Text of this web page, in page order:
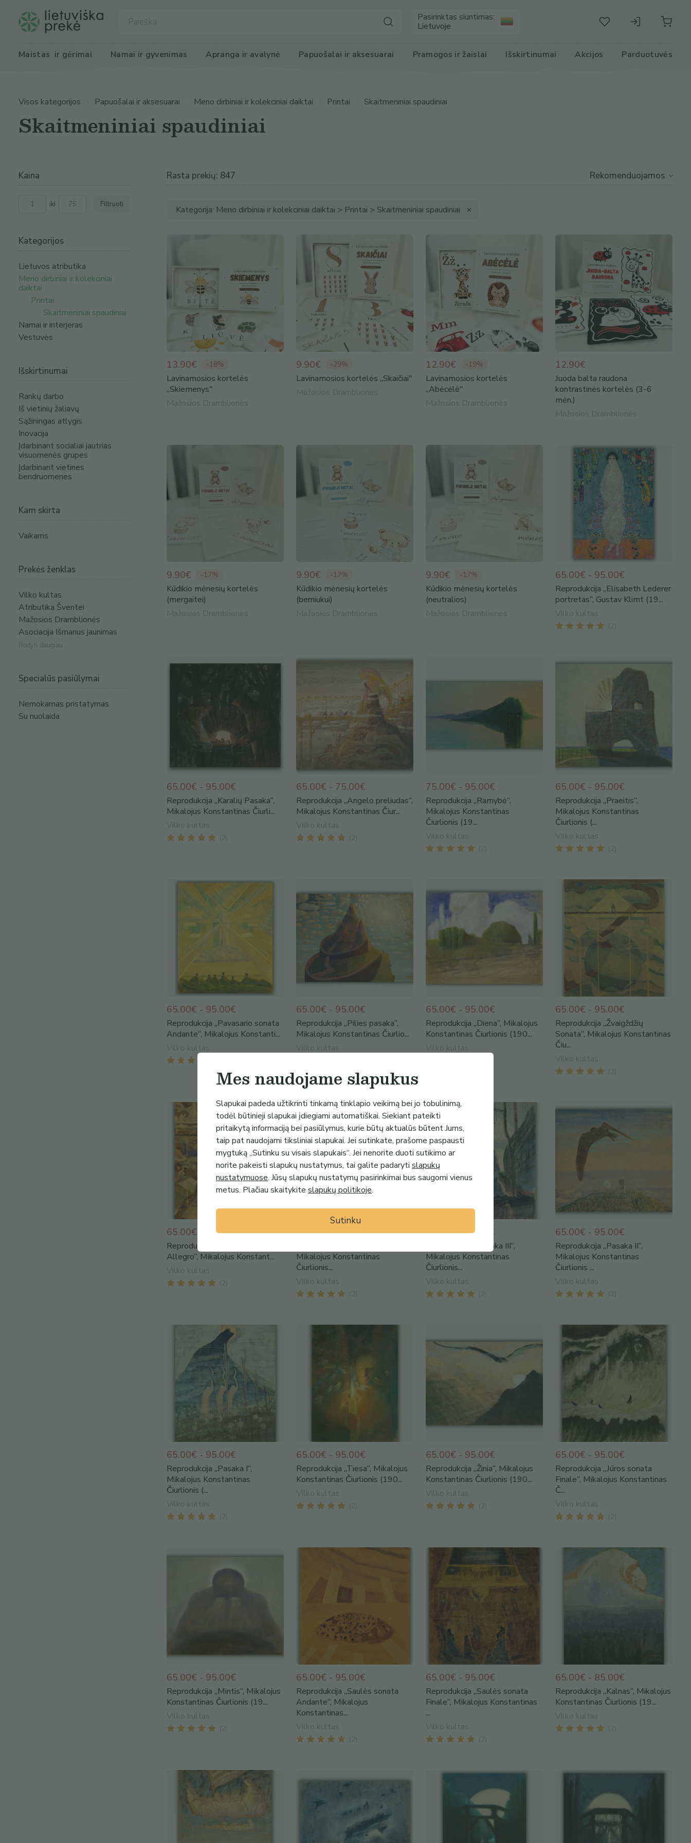
Pasirinktas siuntimas:
Lietuvoje
Maistas ir gėrimai Namai ir gyvenimas Apranga ir avalynė Papuošalai ir aksesuarai Pramogos ir žaislai Išskirtinumai Akcijos Parduotuvės
Visos kategorijos Papuošalai ir aksesuarai Meno dirbiniai ir kolekciniai daiktai Printai Skaitmeniniai spaudiniai
Skaitmeniniai spaudiniai
Kaina
iki Filtruoti
Kategorijos
Lietuvos atributika
Meno dirbiniai ir kolekciniai
daiktai
Printai
Skaitmeniniai spaudiniai
Namai ir interjeras
Vestuvės
Išskirtinumai
Rankų darbo
Iš vietinių žaliavų
Sąžiningas atlygis
Inovacija
Įdarbinant socialiai jautrias
visuomenės grupes
Įdarbinant vietines
bendruomenes
Kam skirta
Vaikams
Prekės ženklas
Vilko kultas
Atributika Šventei
Mažosios Dramblionės
Asociacija Išmanus jaunimas
Rodyti daugiau
Specialūs pasiūlymai
Nemokamas pristatymas
Su nuolaida
Rasta prekių: 847
Kategorija: Meno dirbiniai ir kolekciniai daiktai > Printai > Skaitmeniniai spaudiniai ✕
13.90€ -18%
Lavinamosios kortelės
,,Skiemenys"
Mažosios Dramblionės
9.90€ -29%
Lavinamosios kortelės ,,Skaičiai"
Mažosios Dramblionės
12.90€ -19%
Lavinamosios kortelės
,,Abėcėlė"
Mažosios Dramblionės
12.90€
Juoda balta raudona
kontrastinės kortelės (3-6
mėn.)
Mažosios Dramblionės
9.90€ -17%
Kūdikio mėnesių kortelės
(mergaitei)
Mažosios Dramblionės
9.90€ -17%
Kūdikio mėnesių kortelės
(berniukui)
Mažosios Dramblionės
9.90€ -17%
Kūdikio mėnesių kortelės
(neutralios)
Mažosios Dramblionės
65.00€ - 95.00€
Reprodukcija „Elisabeth Lederer
portretas“, Gustav Klimt (19...
Vilko kultas
( 2
65.00€ - 95.00€
Reprodukcija „Karalių Pasaka“,
Mikalojus Konstantinas Čiurli...
Vilko kultas
( 2
65.00€ - 75.00€
Reprodukcija „Angelo preliudas“,
Mikalojus Konstantinas Čiur...
Vilko kultas
( 2
75.00€ - 95.00€
Reprodukcija „Ramybė“,
Mikalojus Konstantinas
Čiurlionis (19...
Vilko kultas
( 2
65.00€ - 95.00€
Reprodukcija „Praeitis“,
Mikalojus Konstantinas
Čiurlionis (...
Vilko kultas
( 2
65.00€ - 95.00€
Reprodukcija „Pavasario sonata
Andante“, Mikalojus Konstanti...
Vilko kultas
65.00€ - 95.00€
Reprodukcija „Pilies pasaka“,
Mikalojus Konstantinas Čiurlio...
Vilko kultas
65.00€ - 95.00€
Reprodukcija „Diena“, Mikalojus
Konstantinas Čiurlionis (190...
Vilko kultas
65.00€ - 95.00€
Reprodukcija „Žvaigždžių
Sonata“, Mikalojus Konstantinas
Čiu...
Vilko kultas
( 2
65.00€ - 95.00€
Reprodukcija „Žvaigždžių Sonata
Allegro“, Mikalojus Konstant...
Vilko kultas
( 2
65.00€ - 95.00€
Mikalojus Konstantinas
Čiurlionis...
Vilko kultas
( 2
65.00€ - 95.00€
Reprodukcija „Pasaka III“,
Mikalojus Konstantinas
Čiurlionis...
Vilko kultas
( 2
65.00€ - 95.00€
Reprodukcija „Pasaka II“,
Mikalojus Konstantinas
Čiurlionis ...
Vilko kultas
( 2
65.00€ - 95.00€
Reprodukcija „Pasaka I“,
Mikalojus Konstantinas
Čiurlionis (...
Vilko kultas
( 2
65.00€ - 95.00€
Reprodukcija „Tiesa“, Mikalojus
Konstantinas Čiurlionis (190...
Vilko kultas
( 2
65.00€ - 95.00€
Reprodukcija „Žinia“, Mikalojus
Konstantinas Čiurlionis (190...
Vilko kultas
( 2
65.00€ - 95.00€
Reprodukcija „Jūros sonata
Finale“, Mikalojus Konstantinas
Č...
Vilko kultas
( 2
65.00€ - 95.00€
Reprodukcija „Mintis“, Mikalojus
Konstantinas Čiurlionis (19...
Vilko kultas
( 2
65.00€ - 95.00€
Reprodukcija „Saulės sonata
Andante“, Mikalojus
Konstantinas...
Vilko kultas
( 2
65.00€ - 95.00€
Reprodukcija „Saulės sonata
Finale“, Mikalojus Konstantinas
...
Vilko kultas
( 2
65.00€ - 85.00€
Reprodukcija „Kalnas“, Mikalojus
Konstantinas Čiurlionis (19...
Vilko kultas
( 2
Mes naudojame slapukus
Slapukai padeda užtikrinti tinkamą tinklapio veikimą bei jo tobulinimą,
todėl būtinieji slapukai įdiegiami automatiškai. Siekiant pateikti
pritaikytą informaciją bei pasiūlymus, kurie būtų aktualūs būtent Jums,
taip pat naudojami tiksliniai slapukai. Jei sutinkate, prašome paspausti
mygtuką „Sutinku su visais slapukais“. Jei nenorite duoti sutikimo ar
norite pakeisti slapukų nustatymus, tai galite padaryti slapukų
nustatymuose. Jūsų slapukų nustatymų pasirinkimai bus saugomi vienus
metus. Plačiau skaitykite slapukų politikoje.
Sutinku